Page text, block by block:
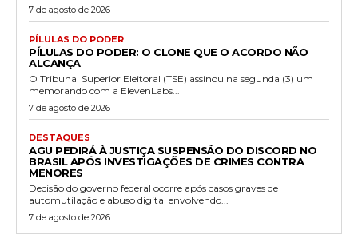
7 de agosto de 2026
PÍLULAS DO PODER
PÍLULAS DO PODER: O CLONE QUE O ACORDO NÃO
ALCANÇA
O Tribunal Superior Eleitoral (TSE) assinou na segunda (3) um
memorando com a ElevenLabs...
7 de agosto de 2026
DESTAQUES
AGU PEDIRÁ À JUSTIÇA SUSPENSÃO DO DISCORD NO
BRASIL APÓS INVESTIGAÇÕES DE CRIMES CONTRA
MENORES
Decisão do governo federal ocorre após casos graves de
automutilação e abuso digital envolvendo...
7 de agosto de 2026